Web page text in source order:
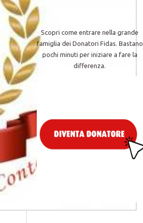
Scopri come entrare nella grande
famiglia dei Donatori Fidas. Bastano
pochi minuti per iniziare a fare la
differenza.